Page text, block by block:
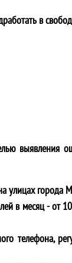
в
выявления
улицах города
в месяц - от
телефона,